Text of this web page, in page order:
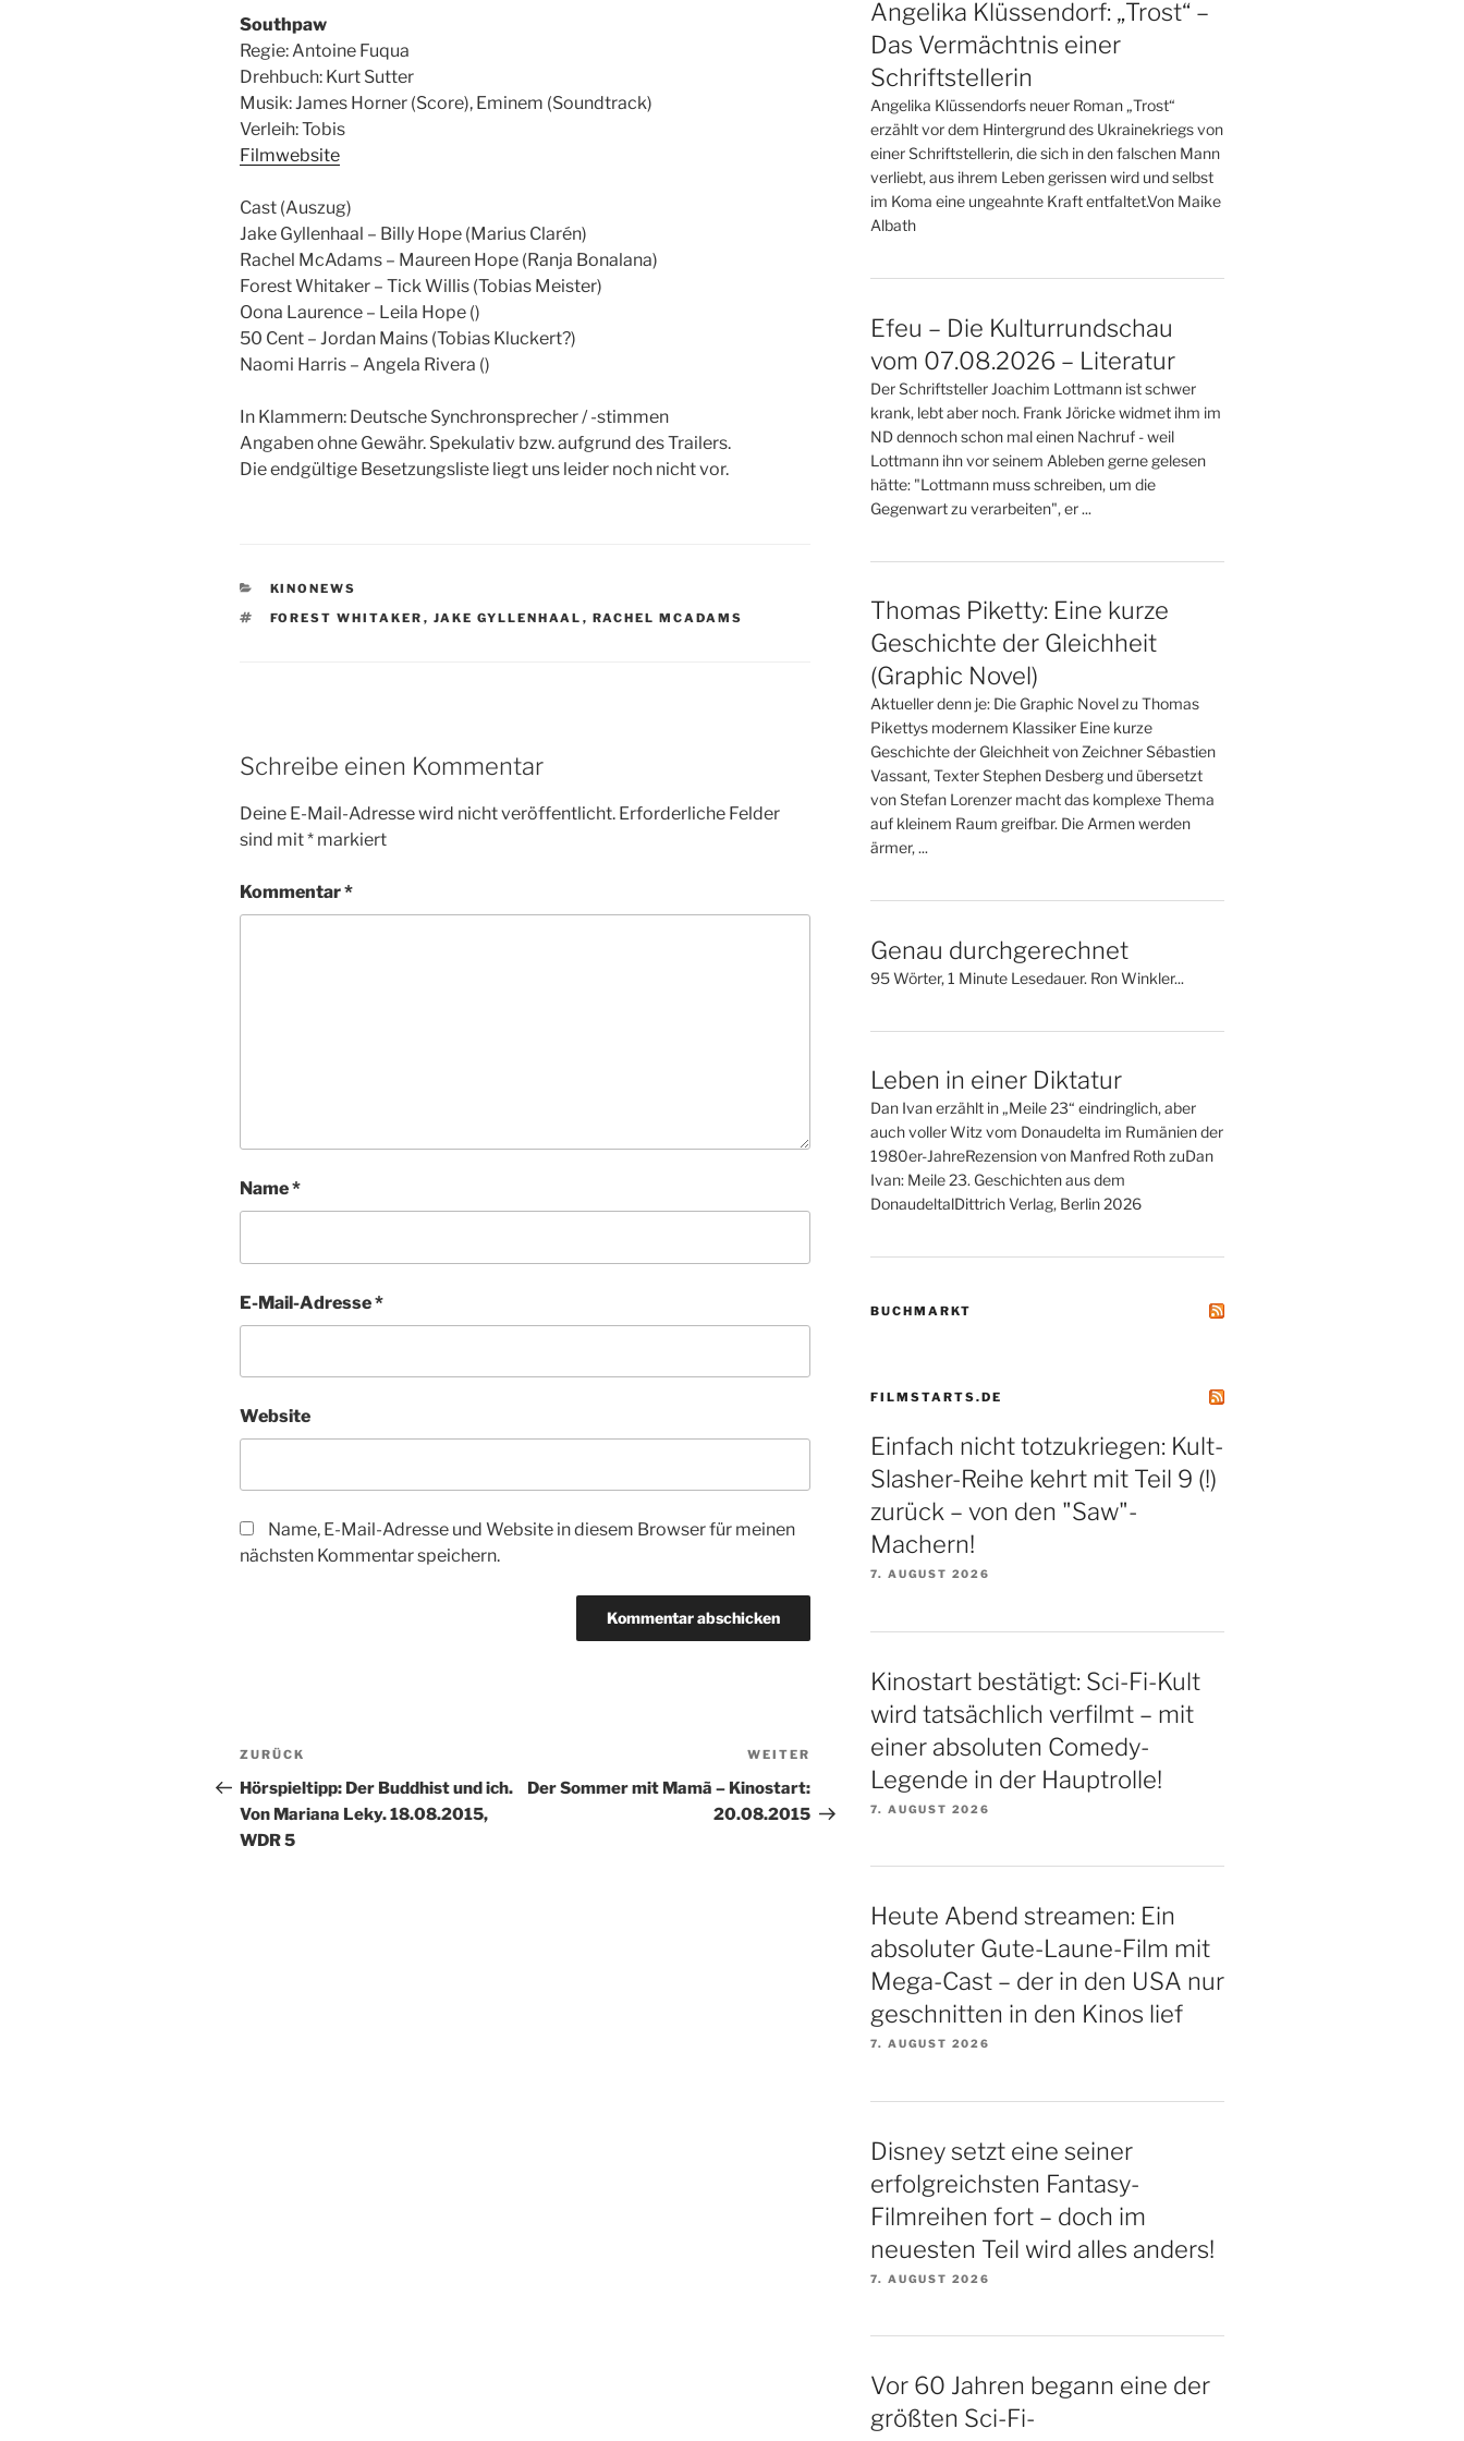
Southpaw
Regie: Antoine Fuqua
Drehbuch: Kurt Sutter
Musik: James Horner (Score), Eminem (Soundtrack)
Verleih: Tobis
Filmwebsite
Cast (Auszug)
Jake Gyllenhaal – Billy Hope (Marius Clarén)
Rachel McAdams – Maureen Hope (Ranja Bonalana)
Forest Whitaker – Tick Willis (Tobias Meister)
Oona Laurence – Leila Hope ()
50 Cent – Jordan Mains (Tobias Kluckert?)
Naomi Harris – Angela Rivera ()
In Klammern: Deutsche Synchronsprecher / -stimmen
Angaben ohne Gewähr. Spekulativ bzw. aufgrund des Trailers.
Die endgültige Besetzungsliste liegt uns leider noch nicht vor.
KATEGORIEN
KINONEWS
SCHLAGWÖRTER
FOREST WHITAKER , JAKE GYLLENHAAL , RACHEL MCADAMS
Schreibe einen Kommentar
Deine E-Mail-Adresse wird nicht veröffentlicht. Erforderliche Felder
sind mit* markiert
Kommentar*
Name*
E-Mail-Adresse*
Website
Name, E-Mail-Adresse und Website in diesem Browser für meinen
nächsten Kommentar speichern.
Beitragsnavigation
Vorheriger
Beitrag
ZURÜCK
Hörspieltipp: Der Buddhist und ich.
Von Mariana Leky. 18.08.2015,
WDR 5
Nächster
Beitrag
WEITER
Der Sommer mit Mamã – Kinostart:
20.08.2015
Angelika Klüssendorf: „Trost“ –
Das Vermächtnis einer
Schriftstellerin
Angelika Klüssendorfs neuer Roman „Trost“
erzählt vor dem Hintergrund des Ukrainekriegs von
einer Schriftstellerin, die sich in den falschen Mann
verliebt, aus ihrem Leben gerissen wird und selbst
im Koma eine ungeahnte Kraft entfaltet.Von Maike
Albath
Efeu – Die Kulturrundschau
vom 07.08.2026 – Literatur
Der Schriftsteller Joachim Lottmann ist schwer
krank, lebt aber noch. Frank Jöricke widmet ihm im
ND dennoch schon mal einen Nachruf - weil
Lottmann ihn vor seinem Ableben gerne gelesen
hätte: "Lottmann muss schreiben, um die
Gegenwart zu verarbeiten", er ...
Thomas Piketty: Eine kurze
Geschichte der Gleichheit
(Graphic Novel)
Aktueller denn je: Die Graphic Novel zu Thomas
Pikettys modernem Klassiker Eine kurze
Geschichte der Gleichheit von Zeichner Sébastien
Vassant, Texter Stephen Desberg und übersetzt
von Stefan Lorenzer macht das komplexe Thema
auf kleinem Raum greifbar. Die Armen werden
ärmer, ...
Genau durchgerechnet
95 Wörter, 1 Minute Lesedauer. Ron Winkler...
Leben in einer Diktatur
Dan Ivan erzählt in „Meile 23“ eindringlich, aber
auch voller Witz vom Donaudelta im Rumänien der
1980er-JahreRezension von Manfred Roth zuDan
Ivan: Meile 23. Geschichten aus dem
DonaudeltalDittrich Verlag, Berlin 2026
BUCHMARKT
FILMSTARTS.DE
Einfach nicht totzukriegen: Kult-
Slasher-Reihe kehrt mit Teil 9 (!)
zurück – von den "Saw"-
Machern!
7. AUGUST 2026
Kinostart bestätigt: Sci-Fi-Kult
wird tatsächlich verfilmt – mit
einer absoluten Comedy-
Legende in der Hauptrolle!
7. AUGUST 2026
Heute Abend streamen: Ein
absoluter Gute-Laune-Film mit
Mega-Cast – der in den USA nur
geschnitten in den Kinos lief
7. AUGUST 2026
Disney setzt eine seiner
erfolgreichsten Fantasy-
Filmreihen fort – doch im
neuesten Teil wird alles anders!
7. AUGUST 2026
Vor 60 Jahren begann eine der
größten Sci-Fi-